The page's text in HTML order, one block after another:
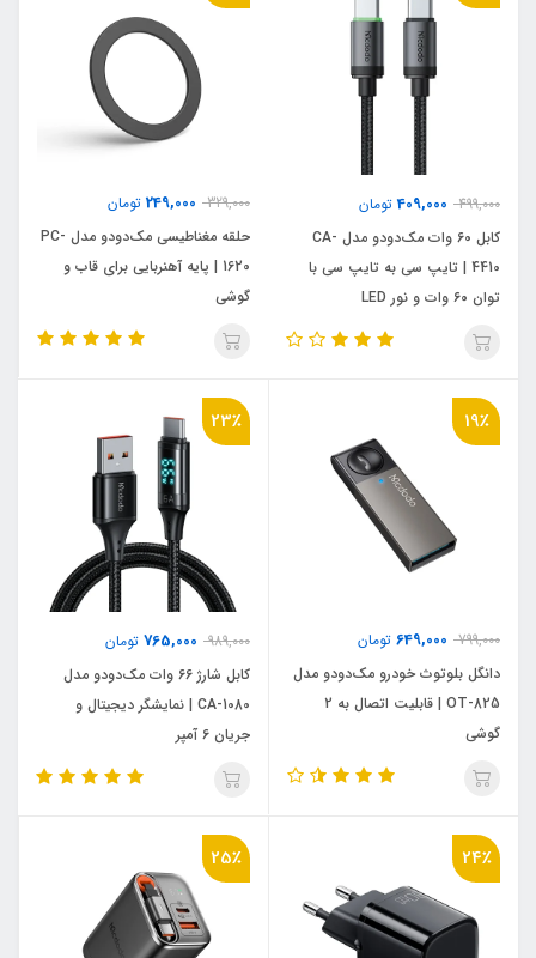
499,000
409,000تومان
کابل 60 وات مک‌دودو مدل CA-
4410 | تایپ سی به تایپ سی با
توان ۶۰ وات و نور LED
329,000
249,000 تومان
حلقه مغناطیسی مک‌دودو مدل PC-
1620 | پایه آهنربایی برای قاب و
گوشی
19٪
799,000
649,000 تومان
دانگل بلوتوث خودرو مک‌دودو مدل
OT-825 | قابلیت اتصال به 2
گوشی
23٪
989,000
765,000 تومان
کابل شارژ 66 وات مک‌دودو مدل
CA-1080 | نمایشگر دیجیتال و
جریان 6 آمپر
24٪ 25٪